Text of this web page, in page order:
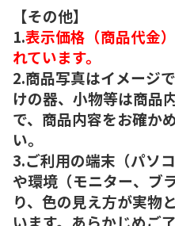
【その他】
1.表示価格（商品代金
れています。
2.商品写真はイメージ
けの器、小物等は商品
で、商品内容をお確か
い。
3.ご利用の端末（パソ
や環境（モニター、ブ
り、色の見え方が実物